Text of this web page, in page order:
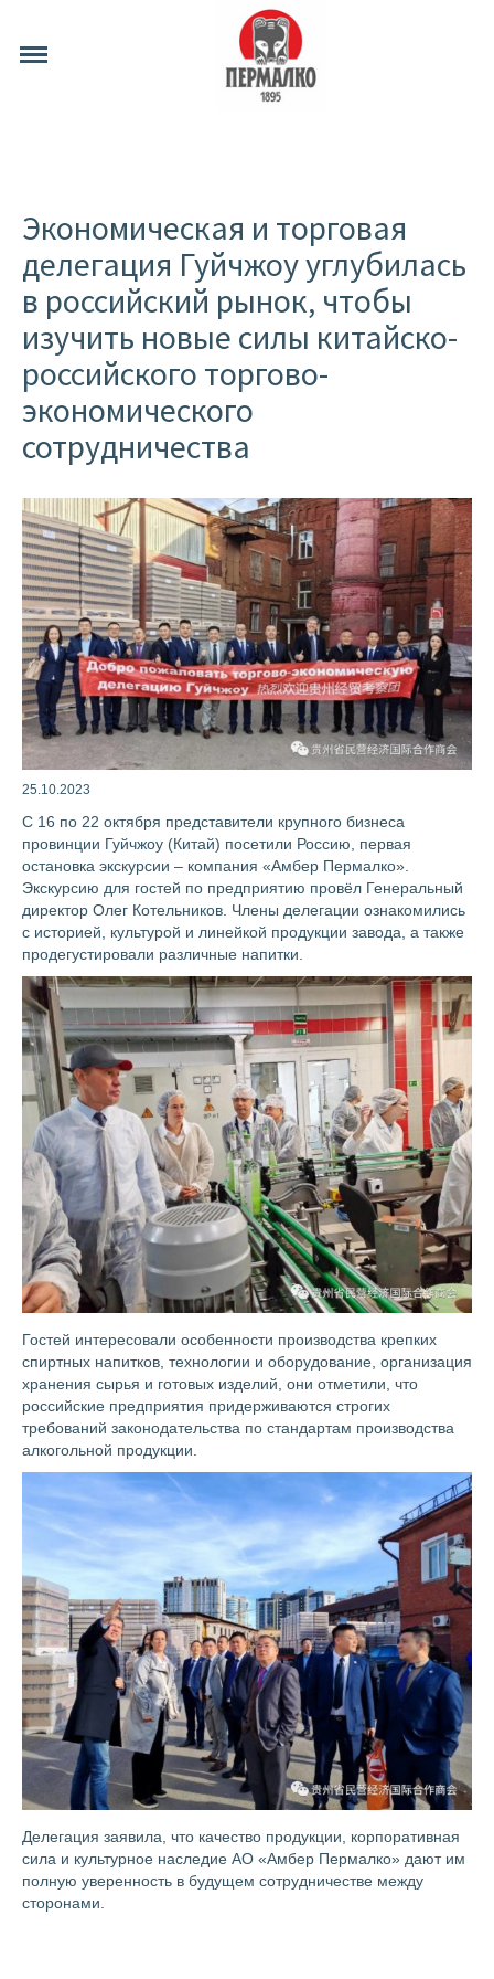
Экономическая и торговая
делегация Гуйчжоу углубилась
в российский рынок, чтобы
изучить новые силы китайско-
российского торгово-
экономического
сотрудничества
25.10.2023
С 16 по 22 октября представители крупного бизнеса
провинции Гуйчжоу (Китай) посетили Россию, первая
остановка экскурсии – компания «Амбер Пермалко».
Экскурсию для гостей по предприятию провёл Генеральный
директор Олег Котельников. Члены делегации ознакомились
с историей, культурой и линейкой продукции завода, а также
продегустировали различные напитки.
Гостей интересовали особенности производства крепких
спиртных напитков, технологии и оборудование, организация
хранения сырья и готовых изделий, они отметили, что
российские предприятия придерживаются строгих
требований законодательства по стандартам производства
алкогольной продукции.
Делегация заявила, что качество продукции, корпоративная
сила и культурное наследие АО «Амбер Пермалко» дают им
полную уверенность в будущем сотрудничестве между
сторонами.